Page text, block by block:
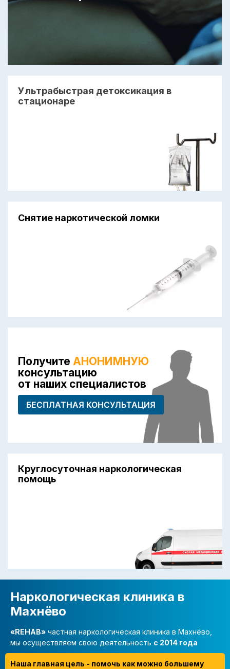
Ультрабыстрая детоксикация в
стационаре
Снятие наркотической ломки
Получите АНОНИМНУЮ
консультацию
от наших специалистов
БЕСПЛАТНАЯ КОНСУЛЬТАЦИЯ
Круглосуточная наркологическая
помощь
Наркологическая клиника в
Махнёво
«REHAB» частная наркологическая клиника в Махнёво,
мы осуществляем свою деятельность с 2014 года
Наша главная цель - помочь как можно большему